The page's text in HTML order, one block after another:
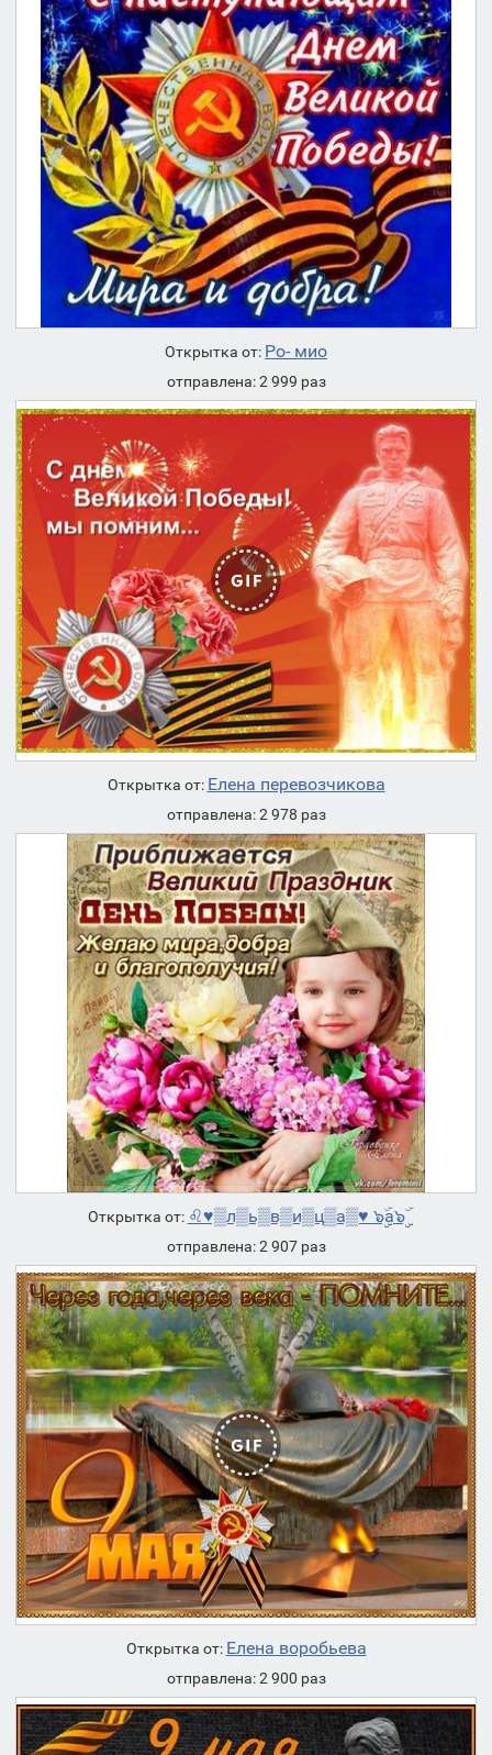
Открытка от: Ро- мио
отправлена: 2 999 раз
Открытка от: Елена перевозчикова
отправлена: 2 978 раз
Открытка от: ♌♥▒л▒ь▒в▒и▒ц▒а▒♥ ๖ۣۣۜa๖ۣۣۜ
отправлена: 2 907 раз
Открытка от: Елена воробьева
отправлена: 2 900 раз